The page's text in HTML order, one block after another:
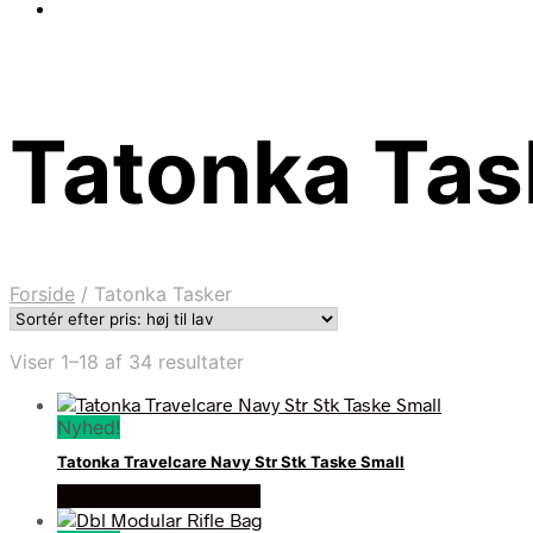
Tatonka
Forside / Tatonka Tasker
Viser 1–18 af 34 resultaterSorteret
pris:
til
lav
Nyhed!
Tatonka Travelcare Navy Str Stk Taske Small